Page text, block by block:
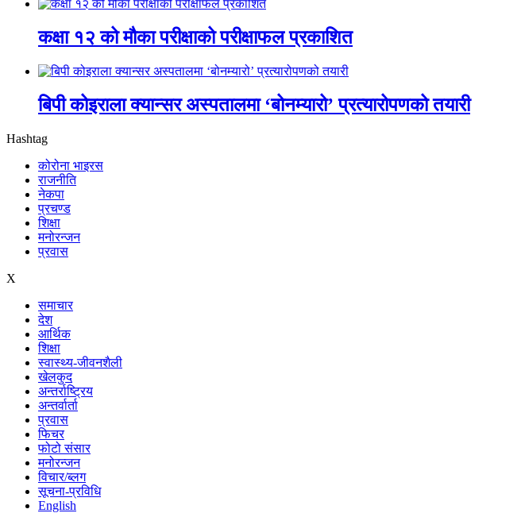
कक्षा १२ को मौका परीक्षाको परीक्षाफल प्रकाशित
बिपी कोइराला क्यान्सर अस्पतालमा ‘बोनम्यारो’ प्रत्यारोपणको तयारी
Hashtag
कोरोना भाइरस
राजनीति
नेकपा
प्रचण्ड
शिक्षा
मनोरन्जन
प्रवास
X
समाचार
देश
आर्थिक
शिक्षा
स्वास्थ्य-जीवनशैली
खेलकुद
अन्तर्राष्ट्रिय
अन्तर्वार्ता
प्रवास
फिचर
फोटो संसार
मनोरन्जन
विचार/ब्लग
सूचना-प्रविधि
English